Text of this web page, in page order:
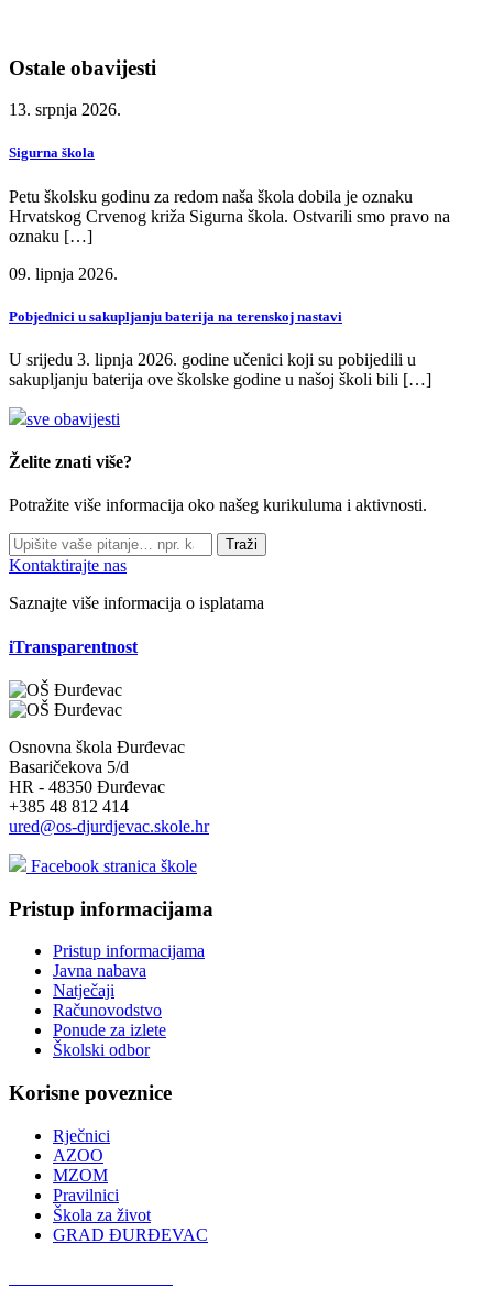
Ostale obavijesti
13. srpnja 2026.
Sigurna škola
Petu školsku godinu za redom naša škola dobila je oznaku
Hrvatskog Crvenog križa Sigurna škola. Ostvarili smo pravo na
oznaku […]
09. lipnja 2026.
Pobjednici u sakupljanju baterija na terenskoj nastavi
U srijedu 3. lipnja 2026. godine učenici koji su pobijedili u
sakupljanju baterija ove školske godine u našoj školi bili […]
sve obavijesti
Želite znati više?
Potražite više informacija oko našeg kurikuluma i aktivnosti.
Traži
Kontaktirajte nas
Saznajte više informacija o isplatama
iTransparentnost
Osnovna škola Đurđevac
Basaričekova 5/d
HR - 48350 Đurđevac
+385 48 812 414
ured@os-djurdjevac.skole.hr
Facebook stranica škole
Pristup informacijama
Pristup informacijama
Javna nabava
Natječaji
Računovodstvo
Ponude za izlete
Školski odbor
Korisne poveznice
Rječnici
AZOO
MZOM
Pravilnici
Škola za život
GRAD ĐURĐEVAC